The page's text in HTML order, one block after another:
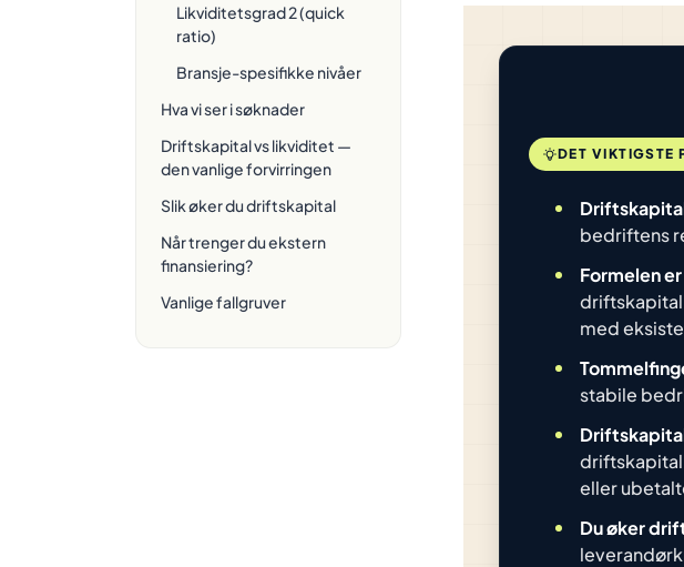
Likviditetsgrad 2 (quick
ratio)
Bransje-spesifikke nivåer
Hva vi ser i søknader
Driftskapital vs likviditet —
den vanlige forvirringen
Slik øker du driftskapital
Når trenger du ekstern
finansiering?
Vanlige fallgruver
DET VIKTIGSTE
bedriftens
Formelen
med
stabile
eller
Du øker